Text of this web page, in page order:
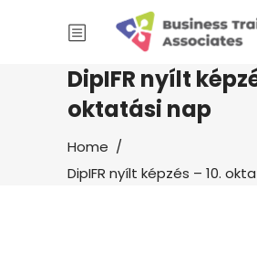
DipIFR nyílt
oktatási nap
Home /
DipIFR nyílt képzés – 10.